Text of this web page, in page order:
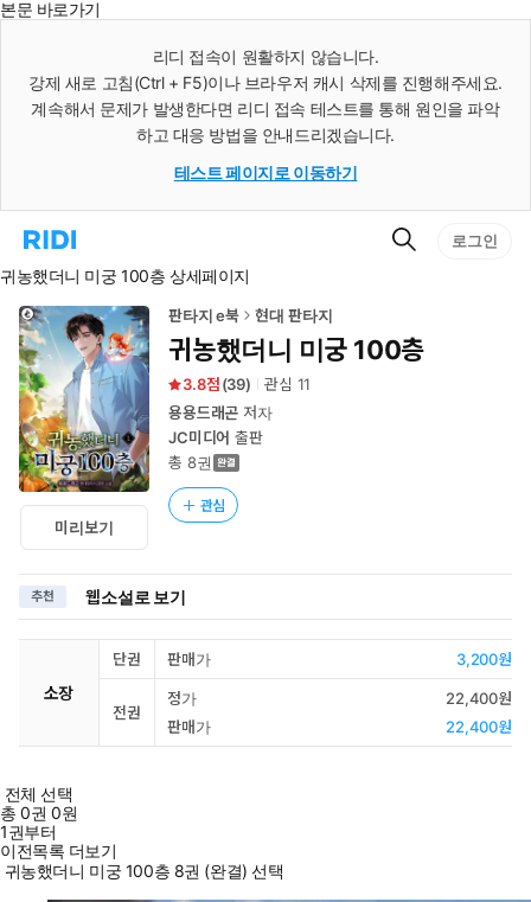
본문 바로가기
리디 접속이 원활하지 않습니다.
강제 새로 고침(Ctrl + F5)이나 브라우저 캐시 삭제를 진행해주세요.
계속해서 문제가 발생한다면 리디 접속 테스트를 통해 원인을 파악
하고 대응 방법을 안내드리겠습니다.
테스트 페이지로 이동하기
리
홈
로
이
동
검
로그인
귀농했더니 미궁 100층 상세페이지
미리보기
판타지 e북 현대 판타지
귀농했더니 미궁 100층
3.8 (39) 관심 11
용용드래곤 저자
JC미디어 출판
총 8권
관심
추천 웹소설로 보기
소장
단권 판매가 3,200원
전권
정가
22,400원
판매가
22,400원
전체 선택
총0권 0원
1권부터
이전목록 더보기
귀농했더니 미궁 100층 8권 (완결) 선택